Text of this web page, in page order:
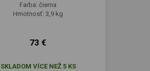
Farba: čierna
Hmotnosť: 3,9 kg
73 €
SKLADOM VÍCE NEŽ 5 KS